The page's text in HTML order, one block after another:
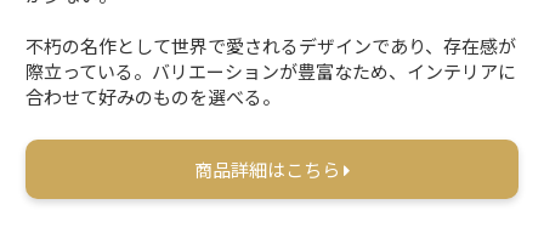
不朽の名作として世界で愛されるデザインであり、存在感が
際立っている。バリエーションが豊富なため、インテリアに
合わせて好みのものを選べる。
商品詳細はこちら